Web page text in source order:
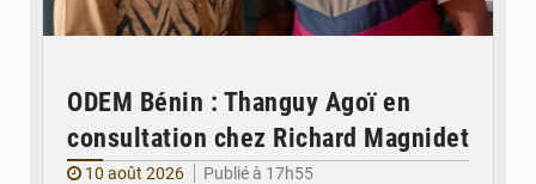
ODEM Bénin : Thanguy Agoï en
consultation chez Richard Magnidet
10 août 2026
Publié à 17h55